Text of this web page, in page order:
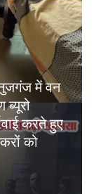
में वन
ब्यूरो
करते हुए
को